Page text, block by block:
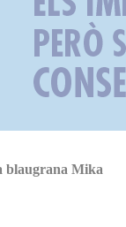
blaugrana Mika